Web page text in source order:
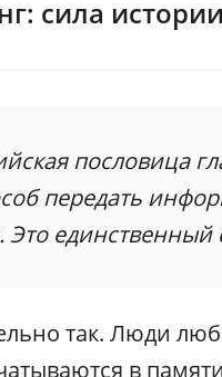
сила истории
пословица
передать
единственный
так. Люди
в